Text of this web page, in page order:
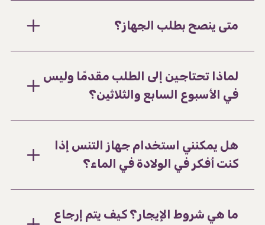
متى ينصح بطلب الجهاز؟
لماذا تحتاجين إلى الطلب مقدمًا وليس
في الأسبوع السابع والثلاثين؟
هل يمكنني استخدام جهاز التنس إذا
كنت أفكر في الولادة في الماء؟
ما هي شروط الإيجار؟ كيف يتم إرجاع